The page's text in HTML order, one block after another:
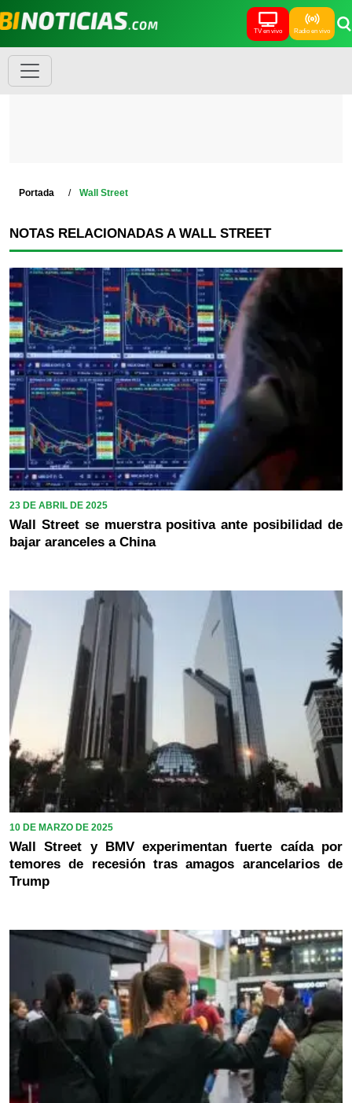
TV en vivo Radio en vivo
Portada Wall Street
NOTAS RELACIONADAS A WALL STREET
23 DE ABRIL DE 2025
Wall Street se muerstra positiva ante posibilidad de
bajar aranceles a China
10 DE MARZO DE 2025
Wall Street y BMV experimentan fuerte caída por
temores de recesión tras amagos arancelarios de
Trump